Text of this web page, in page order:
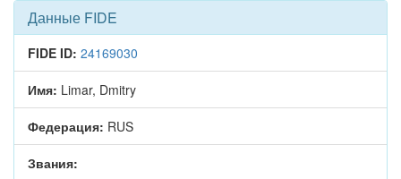
Данные FIDE
FIDE ID: 24169030
Имя: Limar, Dmitry
Федерация: RUS
Звания: